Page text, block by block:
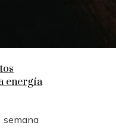
energía
semana